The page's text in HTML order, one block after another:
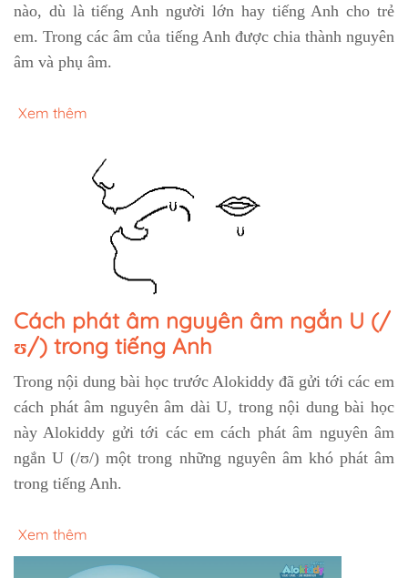
nào, dù là tiếng Anh người lớn hay tiếng Anh cho trẻ
em. Trong các âm của tiếng Anh được chia thành nguyên
âm và phụ âm.
Xem thêm
Cách phát âm nguyên âm ngắn U (/
ʊ/) trong tiếng Anh
Trong nội dung bài học trước Alokiddy đã gửi tới các em
cách phát âm nguyên âm dài U, trong nội dung bài học
này Alokiddy gửi tới các em cách phát âm nguyên âm
ngắn U (/ʊ/) một trong những nguyên âm khó phát âm
trong tiếng Anh.
Xem thêm